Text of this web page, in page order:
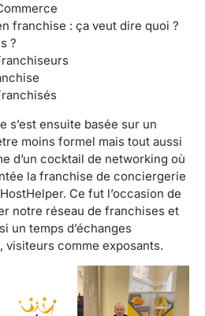
franchise : ça veut dire quoi ?
?
s’est ensuite basée sur un
moins formel mais tout aussi
d’un cocktail de networking où
la franchise de conciergerie
Ce fut l’occasion de
notre réseau de franchises et
un temps d’échanges
comme exposants.